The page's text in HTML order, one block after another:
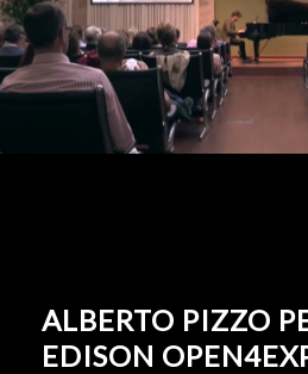
ALBERTO PIZZO
EDISON